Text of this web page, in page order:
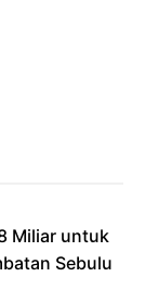
Miliar untuk
Sebulu